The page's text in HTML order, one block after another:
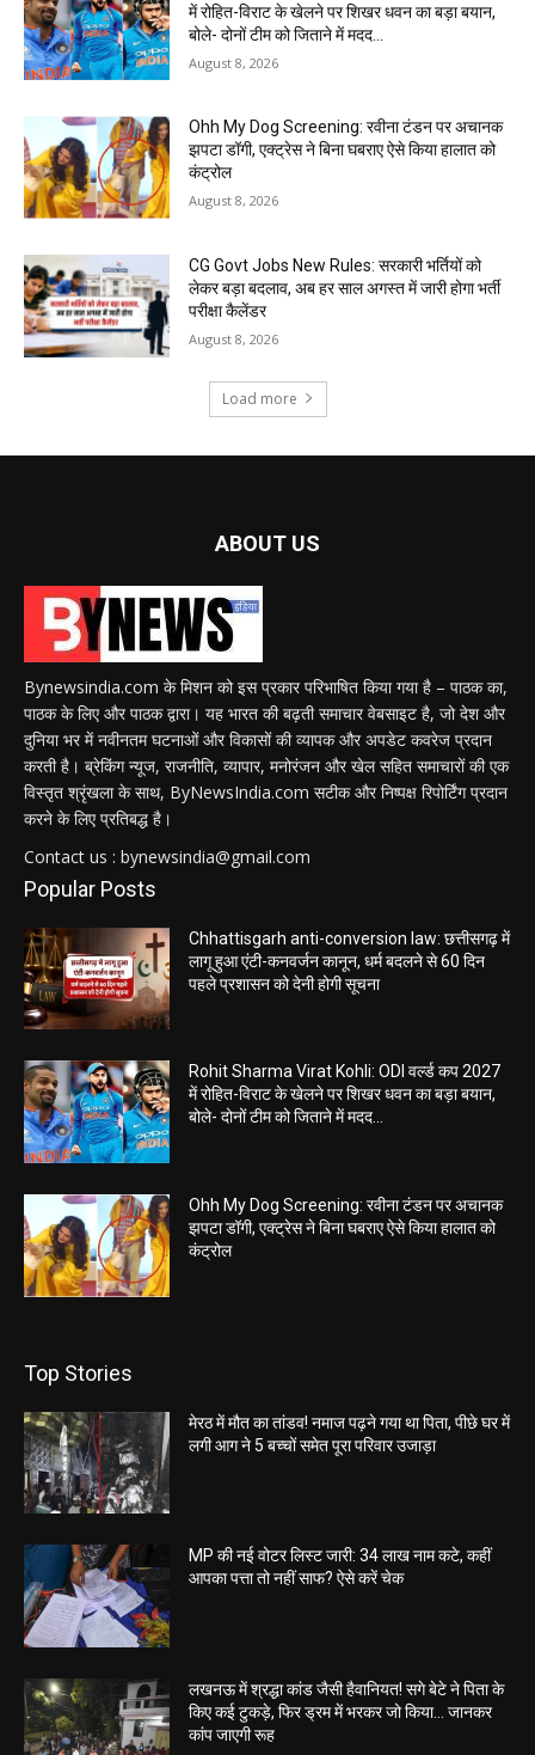
में रोहित-विराट के खेलने पर शिखर धवन का बड़ा बयान,
बोले- दोनों टीम को जिताने में मदद...
August 8, 2026
Ohh My Dog Screening: रवीना टंडन पर अचानक
झपटा डॉगी, एक्ट्रेस ने बिना घबराए ऐसे किया हालात को
कंट्रोल
August 8, 2026
CG Govt Jobs New Rules: सरकारी भर्तियों को
लेकर बड़ा बदलाव, अब हर साल अगस्त में जारी होगा भर्ती
परीक्षा कैलेंडर
August 8, 2026
Load more
ABOUT US
Bynewsindia.com के मिशन को इस प्रकार परिभाषित किया गया है – पाठक का,
पाठक के लिए और पाठक द्वारा। यह भारत की बढ़ती समाचार वेबसाइट है, जो देश और
दुनिया भर में नवीनतम घटनाओं और विकासों की व्यापक और अपडेट कवरेज प्रदान
करती है। ब्रेकिंग न्यूज, राजनीति, व्यापार, मनोरंजन और खेल सहित समाचारों की एक
विस्तृत श्रृंखला के साथ, ByNewsIndia.com सटीक और निष्पक्ष रिपोर्टिंग प्रदान
करने के लिए प्रतिबद्ध है।
Contact us : bynewsindia@gmail.com
Popular Posts
Chhattisgarh anti-conversion law: छत्तीसगढ़ में
लागू हुआ एंटी-कनवर्जन कानून, धर्म बदलने से 60 दिन
पहले प्रशासन को देनी होगी सूचना
Rohit Sharma Virat Kohli: ODI वर्ल्ड कप 2027
में रोहित-विराट के खेलने पर शिखर धवन का बड़ा बयान,
बोले- दोनों टीम को जिताने में मदद...
Ohh My Dog Screening: रवीना टंडन पर अचानक
झपटा डॉगी, एक्ट्रेस ने बिना घबराए ऐसे किया हालात को
कंट्रोल
Top Stories
मेरठ में मौत का तांडव! नमाज पढ़ने गया था पिता, पीछे घर में
लगी आग ने 5 बच्चों समेत पूरा परिवार उजाड़ा
MP की नई वोटर लिस्ट जारी: 34 लाख नाम कटे, कहीं
आपका पत्ता तो नहीं साफ? ऐसे करें चेक
लखनऊ में श्रद्धा कांड जैसी हैवानियत! सगे बेटे ने पिता के
किए कई टुकड़े, फिर ड्रम में भरकर जो किया… जानकर
कांप जाएगी रूह